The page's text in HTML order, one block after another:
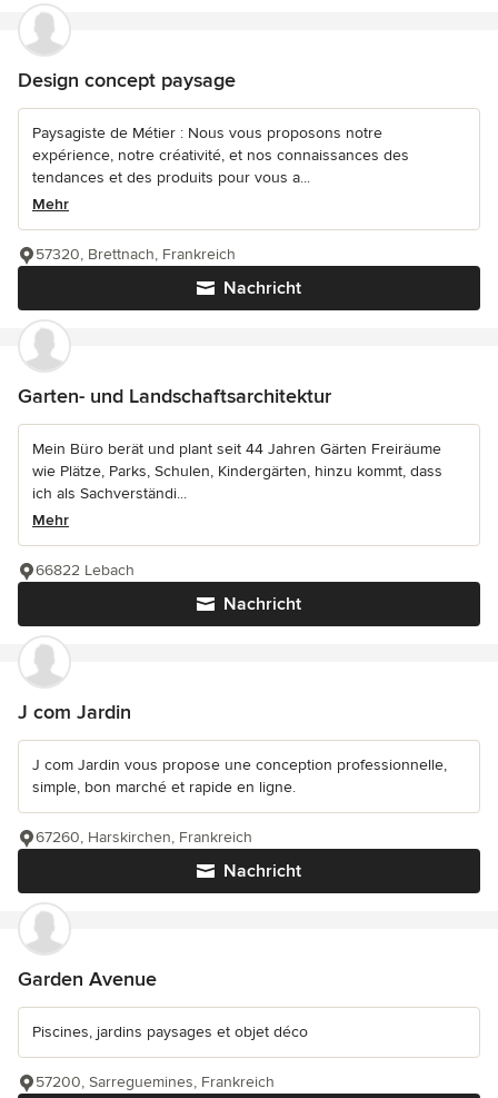
Design concept paysage
Paysagiste de Métier : Nous vous proposons notre
expérience, notre créativité, et nos connaissances des
tendances et des produits pour vous a...
Mehr
Nachricht
57320, Brettnach, Frankreich
Garten- und Landschaftsarchitektur
Mein Büro berät und plant seit 44 Jahren Gärten Freiräume
wie Plätze, Parks, Schulen, Kindergärten, hinzu kommt, dass
ich als Sachverständi...
Mehr
Nachricht
66822 Lebach
J com Jardin
J com Jardin vous propose une conception professionnelle,
simple, bon marché et rapide en ligne.
Nachricht
67260, Harskirchen, Frankreich
Garden Avenue
Piscines, jardins paysages et objet déco
57200, Sarreguemines, Frankreich